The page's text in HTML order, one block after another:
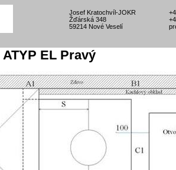
Josef Kratochvíl-JOKR
Žďárská 348
59214 Nové Veselí
ATYP EL Pravý